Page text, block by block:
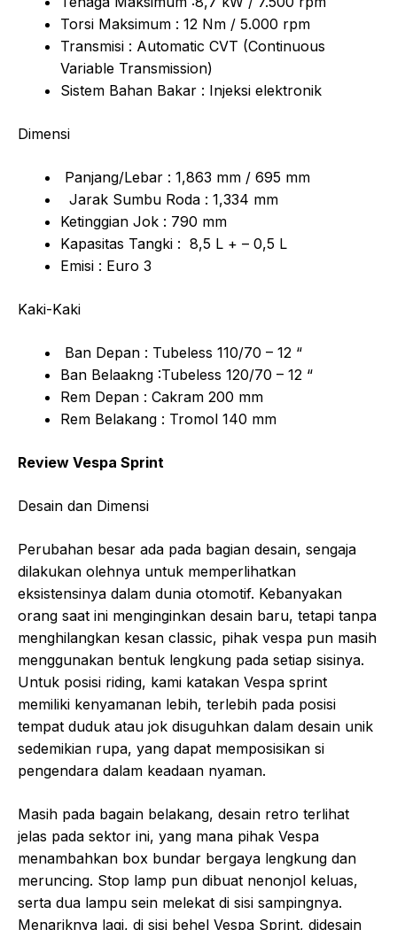
Torsi Maksimum : 12 Nm / 5.000 rpm
Transmisi : Automatic CVT (Continuous
Variable Transmission)
Sistem Bahan Bakar : Injeksi elektronik
Dimensi
Panjang/Lebar : 1,863 mm / 695 mm
Jarak Sumbu Roda : 1,334 mm
Ketinggian Jok : 790 mm
Kapasitas Tangki : 8,5 L + – 0,5 L
Emisi : Euro 3
Kaki-Kaki
Ban Depan : Tubeless 110/70 – 12 “
Ban Belaakng :Tubeless 120/70 – 12 “
Rem Depan : Cakram 200 mm
Rem Belakang : Tromol 140 mm
Review Vespa Sprint
Desain dan Dimensi
Perubahan besar ada pada bagian desain, sengaja
dilakukan olehnya untuk memperlihatkan
eksistensinya dalam dunia otomotif. Kebanyakan
orang saat ini menginginkan desain baru, tetapi tanpa
menghilangkan kesan classic, pihak vespa pun masih
menggunakan bentuk lengkung pada setiap sisinya.
Untuk posisi riding, kami katakan Vespa sprint
memiliki kenyamanan lebih, terlebih pada posisi
tempat duduk atau jok disuguhkan dalam desain unik
sedemikian rupa, yang dapat memposisikan si
pengendara dalam keadaan nyaman.
Masih pada bagain belakang, desain retro terlihat
jelas pada sektor ini, yang mana pihak Vespa
menambahkan box bundar bergaya lengkung dan
meruncing. Stop lamp pun dibuat nenonjol keluas,
serta dua lampu sein melekat di sisi sampingnya.
Menariknya lagi, di sisi behel Vespa Sprint, didesain